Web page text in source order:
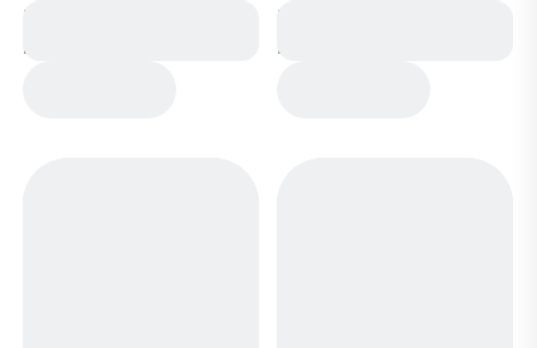
Ботинки мембранные
на меху А8866-9 хаки
Ботинки мембранные
на меху А6672-1